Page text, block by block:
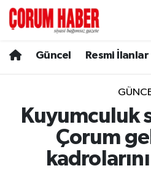
Güncel Resmi İlanlar
Kuyumculuk
Çorum
Spor
Resmi İlanlar
Alaca
Hava Durumu
Çorum Namaz Vakitleri
Trafik Durumu